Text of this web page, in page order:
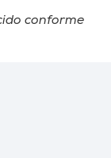
conforme